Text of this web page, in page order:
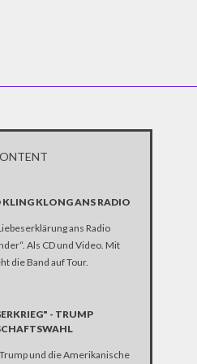
KLING KLONG ANS RADIO
ans Radio
Als CD und Video. Mit
die Band auf Tour.
- TRUMP
und die Amerikanische